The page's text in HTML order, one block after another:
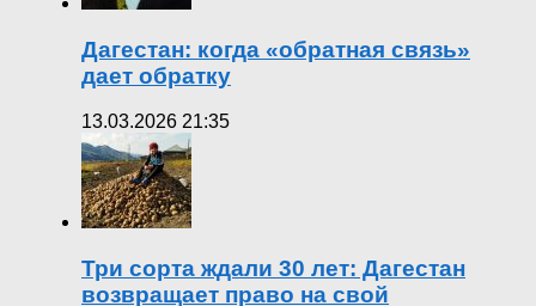
Дагестан: когда «обратная связь»
дает обратку
13.03.2026 21:35
Три сорта ждали 30 лет: Дагестан
возвращает право на свой